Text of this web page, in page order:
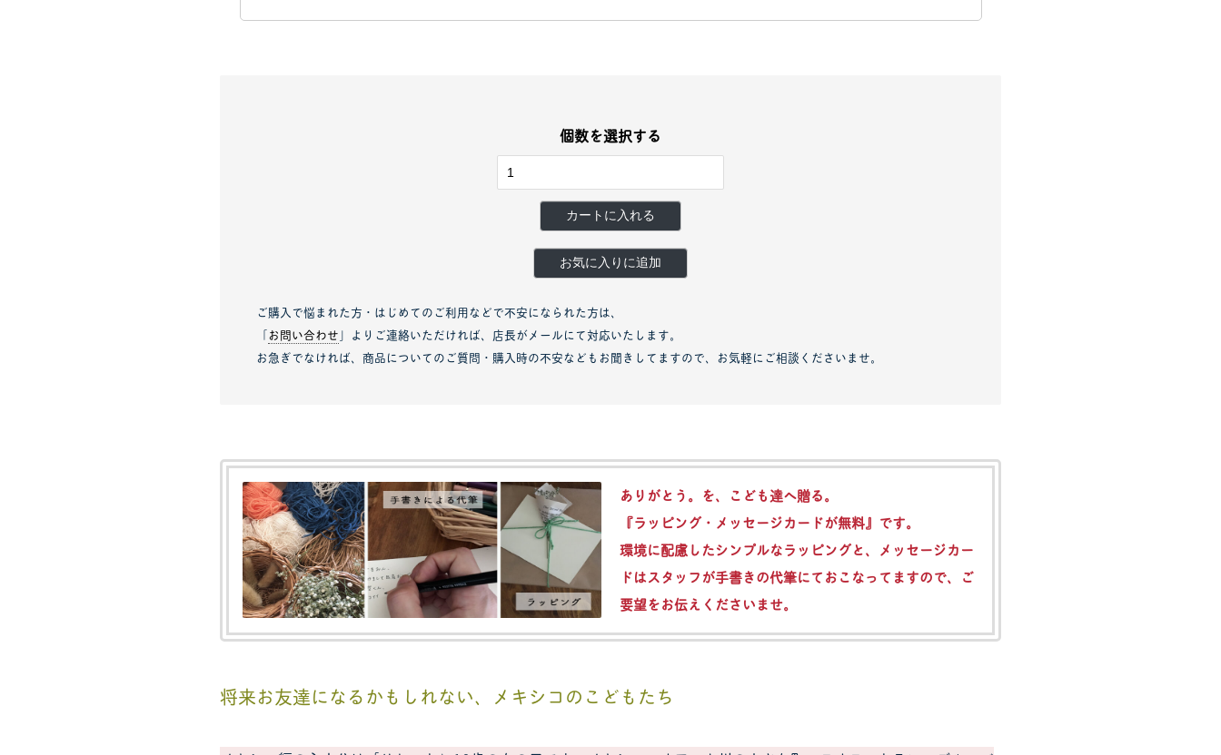
個数を選択する
カートに入れる
お気に入りに追加
ご購入で悩まれた方・はじめてのご利用などで不安になられた方は、
「お問い合わせ 」よりご連絡いただければ、店長がメールにて対応いたします。
お急ぎでなければ、商品についてのご質問・購入時の不安などもお聞きしてますので、お気軽にご相談くださいませ。
ありがとう。を、こども達へ贈る。
『ラッピング・メッセージカードが無料』 です。
環境に配慮したシンプルなラッピングと、メッセージカー
ドはスタッフが手書きの代筆にておこなってますので、ご
要望をお伝えくださいませ。
将来お友達になるかもしれない、メキシコのこどもたち